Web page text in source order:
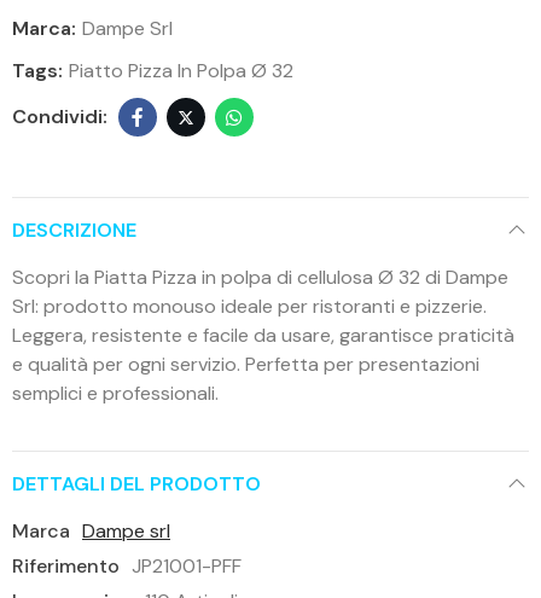
Marca: Dampe Srl
Tags: Piatto Pizza In Polpa Ø 32
DESCRIZIONE
Scopri la Piatta Pizza in polpa di cellulosa Ø 32 di Dampe
Srl: prodotto monouso ideale per ristoranti e pizzerie.
Leggera, resistente e facile da usare, garantisce praticità
e qualità per ogni servizio. Perfetta per presentazioni
semplici e professionali.
DETTAGLI DEL PRODOTTO
Marca Dampe srl
Riferimento JP21001-PFF